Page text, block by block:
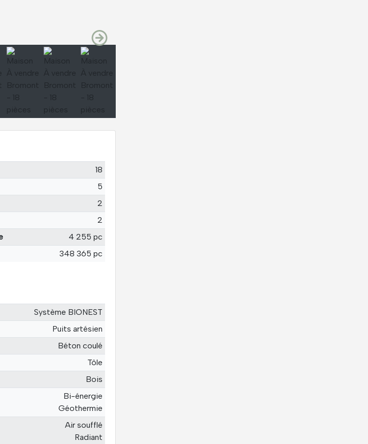
18
5
2
2
4 255 pc
348 365 pc
Système BIONEST
Puits artésien
Béton coulé
Tôle
Bois
Bi-énergie
Géothermie
Air soufflé
Radiant